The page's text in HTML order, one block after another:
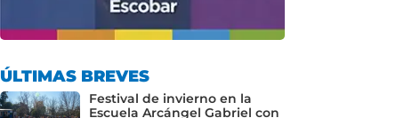
ÚLTIMAS BREVES
Festival de invierno en la
Escuela Arcángel Gabriel con